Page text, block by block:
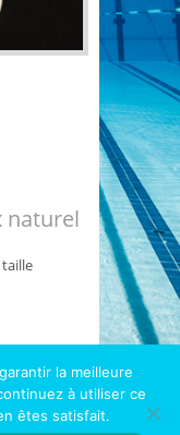
naturel
1000
légales|
la meilleure
à utiliser ce
êtes satisfait.